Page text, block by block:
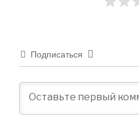
Подписаться